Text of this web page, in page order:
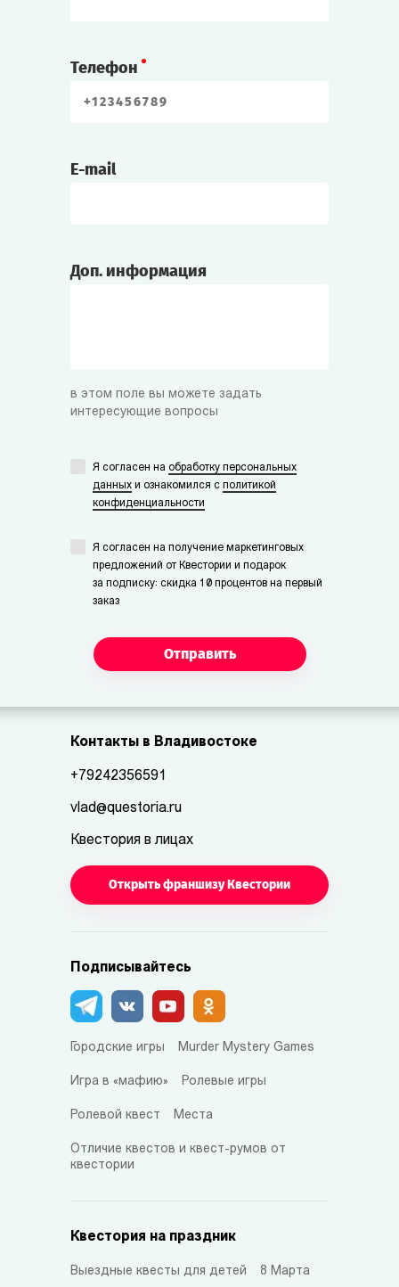
Телефон
E-mail
Доп. информация
в этом поле вы можете задать
интересующие вопросы
Я согласен на обработку персональных
данных и ознакомился с политикой
конфиденциальности
Я согласен на получение маркетинговых
предложений от Квестории и подарок
за подписку: скидка 10 процентов на первый
заказ
Отправить
Контакты в Владивостоке
+79242356591
vlad@questoria.ru
Квестория в лицах
Открыть франшизу Квестории
Подписывайтесь
Городские игры Murder Mystery Games
Игра в «мафию» Ролевые игры
Ролевой квест Места
Отличие квестов и квест-румов от
квестории
Квестория на праздник
Выездные квесты для детей 8 Марта